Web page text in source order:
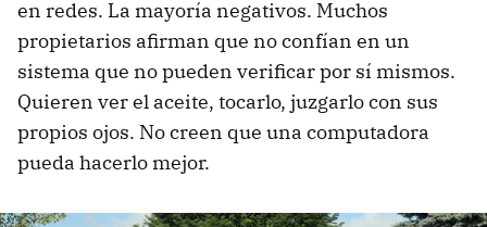
en redes. La mayoría negativos. Muchos
propietarios afirman que no confían en un
sistema que no pueden verificar por sí mismos.
Quieren ver el aceite, tocarlo, juzgarlo con sus
propios ojos. No creen que una computadora
pueda hacerlo mejor.